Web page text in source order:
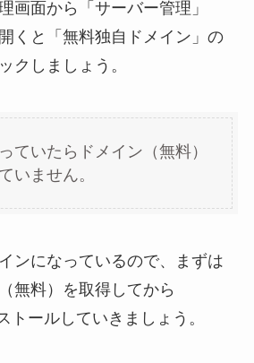
画面から「サーバー管理」
くと「無料独自ドメイン」の
クしましょう。
ていたらドメイン（無料）
いません。
ンになっているので、まずは
無料）を取得してから
トールしていきましょう。